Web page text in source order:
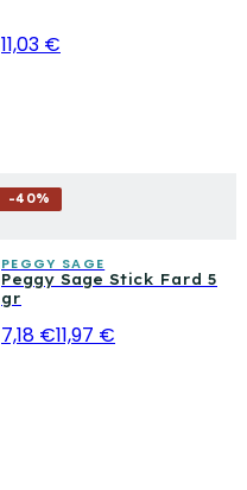
11,03 €
-40%
PEGGY SAGE
Peggy Sage Stick Fard 5
gr
7,18 €11,97 €